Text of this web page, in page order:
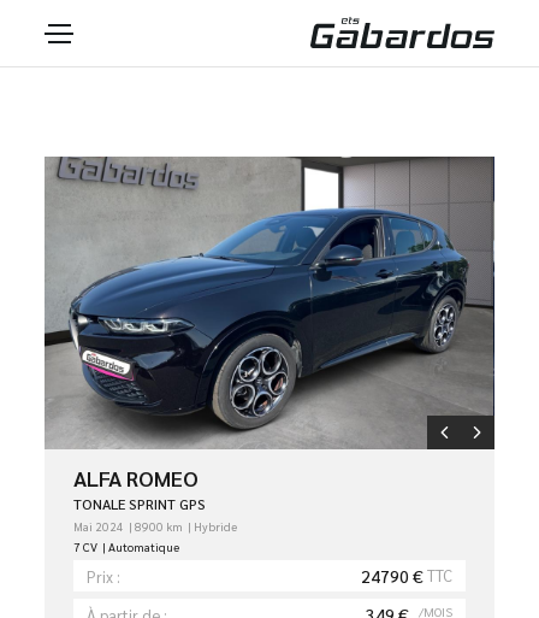
ALFA ROMEO
TONALE SPRINT GPS
Mai 2024 8900 km
Hybride
7 CV
Automatique
Prix : 24790 €TTC
/MOIS